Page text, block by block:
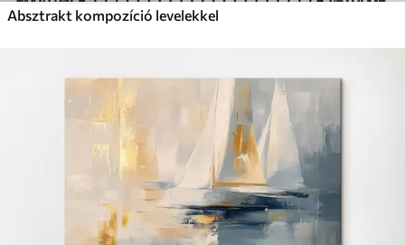
Absztrakt kompozíció levelekkel